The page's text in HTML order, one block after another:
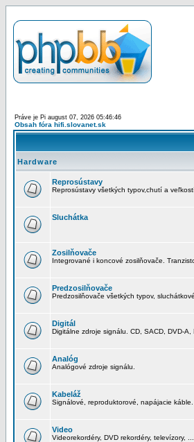
Práve je Pi august 07, 2026 05:46:46
Obsah fóra hifi.slovanet.sk
Hardware
Reprosústavy
Reprosústavy všetkých typov,chutí a
Sluchátka
Zosilňovače
Integrované i koncové zosilňovače.
Predzosilňovače
Predzosilňovače všetkých typov,
Digitál
Digitálne zdroje signálu. CD, SACD, DVD-A,
Analóg
Analógové zdroje signálu.
Kabeláž
Signálové, reproduktorové, napájacie káble.
Video
Videorekordéry, DVD rekordéry, televízory, ...